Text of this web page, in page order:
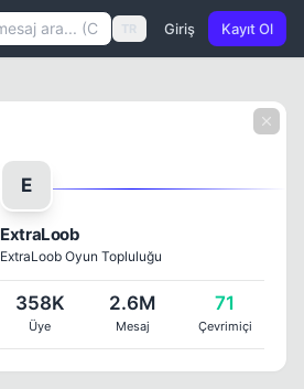
TR Giriş Kayıt Ol
E
ExtraLoob
ExtraLoob Oyun Topluluğu
358K
Üye
2.6M
Mesaj
71
Çevrimiçi